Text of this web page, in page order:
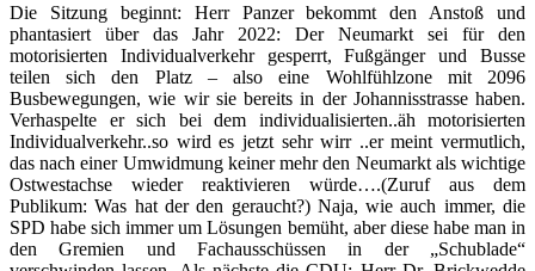
Die Sitzung beginnt: Herr Panzer bekommt den Anstoß und
phantasiert über das Jahr 2022: Der Neumarkt sei für den
motorisierten Individualverkehr gesperrt, Fußgänger und Busse
teilen sich den Platz – also eine Wohlfühlzone mit 2096
Busbewegungen, wie wir sie bereits in der Johannisstrasse haben.
Verhaspelte er sich bei dem individualisierten..äh motorisierten
Individualverkehr..so wird es jetzt sehr wirr ..er meint vermutlich,
das nach einer Umwidmung keiner mehr den Neumarkt als wichtige
Ostwestachse wieder reaktivieren würde….(Zuruf aus dem
Publikum: Was hat der den geraucht?) Naja, wie auch immer, die
SPD habe sich immer um Lösungen bemüht, aber diese habe man in
den Gremien und Fachausschüssen in der „Schublade“